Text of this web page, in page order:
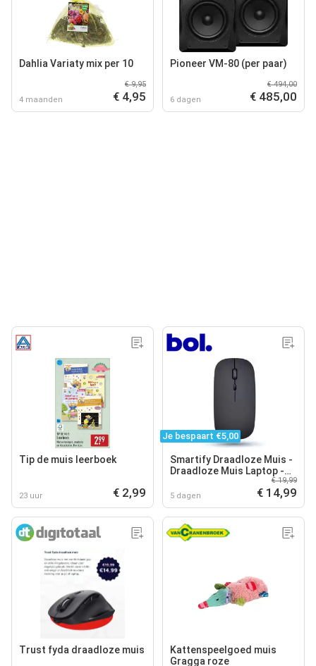
Dahlia Variaty mix per 10
4 maanden
€ 9,95
€ 4,95
Pioneer VM-80 (per paar)
6 dagen
€ 494,00
€ 485,00
Tip de muis leerboek
23 uur € 2,99
Je bespaart €5,00
Smartify Draadloze Muis -
Draadloze Muis Laptop -
5 dagen
€ 19,99
€ 14,99
Trust fyda draadloze muis
Kattenspeelgoed muis
Gragga roze